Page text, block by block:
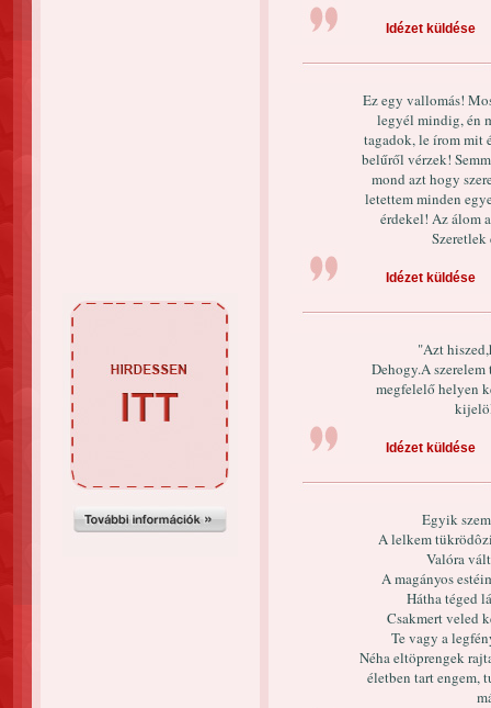
Idézet küldése
Ez egy vallomás!
legyél mindig, én
tagadok, le írom mit
belűről vérzek!
mond azt hogy
letettem minden
érdekel! Az álom
Szeretlek
Idézet küldése
"Azt
Dehogy.A szerelem
megfelelő helyen
Idézet küldése
Egyik
A lelkem
Valóra
A magányos
Hátha téged
Csakmert veled
Te vagy a
Néha eltöprengek
életben tart engem,